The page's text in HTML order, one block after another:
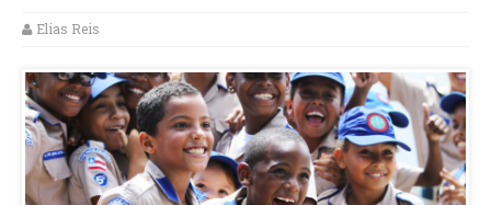
Elias Reis